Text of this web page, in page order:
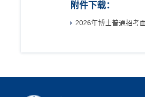
附件下载：
2026年博士普通招考